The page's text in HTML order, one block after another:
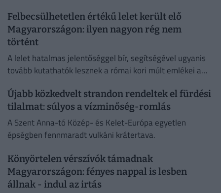
Felbecsülhetetlen értékű lelet került elő
Magyarországon: ilyen nagyon rég nem
történt
A lelet hatalmas jelentőséggel bír, segítségével ugyanis
tovább kutathatók lesznek a római kori múlt emlékei a
Újabb közkedvelt strandon rendeltek el fürdési
tilalmat: súlyos a vízminőség-romlás
A Szent Anna-tó Közép- és Kelet-Európa egyetlen
épségben fennmaradt vulkáni krátertava.
Könyörtelen vérszívók támadnak
Magyarországon: fényes nappal is lesben
állnak - indul az irtás